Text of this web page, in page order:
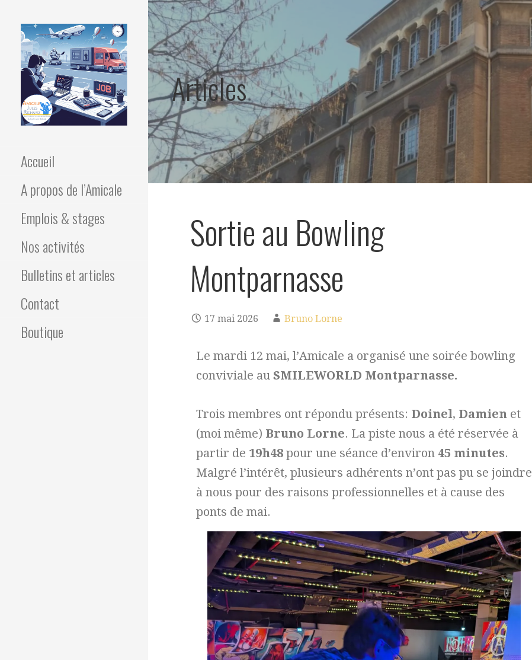
Accueil
A propos de l’Amicale
Emplois & stages
Nos activités
Bulletins et articles
Contact
Boutique
Articles
Sortie au Bowling
Montparnasse
17 mai 2026 Bruno Lorne
Le mardi 12 mai, l’Amicale a organisé une soirée bowling
conviviale au SMILEWORLD Montparnasse.
Trois membres ont répondu présents: Doinel, Damien et
(moi même) Bruno Lorne. La piste nous a été réservée à
partir de 19h48 pour une séance d’environ 45 minutes.
Malgré l’intérêt, plusieurs adhérents n’ont pas pu se joindre
à nous pour des raisons professionnelles et à cause des
ponts de mai.